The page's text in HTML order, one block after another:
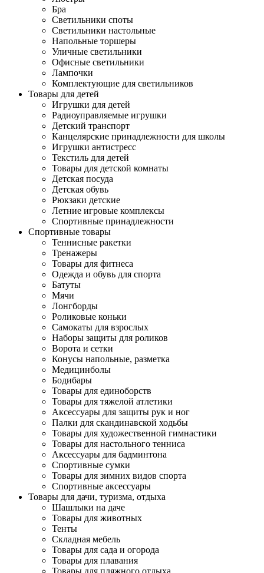
Бра
Светильники споты
Светильники настольные
Напольные торшеры
Уличные светильники
Офисные светильники
Лампочки
Комплектующие для светильников
Товары для детей
Игрушки для детей
Радиоуправляемые игрушки
Детский транспорт
Канцелярские принадлежности для школы
Игрушки антистресс
Текстиль для детей
Товары для детской комнаты
Детская посуда
Детская обувь
Рюкзаки детские
Летние игровые комплексы
Спортивные принадлежности
Спортивные товары
Теннисные ракетки
Тренажеры
Товары для фитнеса
Одежда и обувь для спорта
Батуты
Мячи
Лонгборды
Роликовые коньки
Самокаты для взрослых
Наборы защиты для роликов
Ворота и сетки
Конусы напольные, разметка
Медицинболы
Бодибары
Товары для единоборств
Товары для тяжелой атлетики
Аксессуары для защиты рук и ног
Палки для скандинавской ходьбы
Товары для художественной гимнастики
Товары для настольного тенниса
Аксессуары для бадминтона
Спортивные сумки
Товары для зимних видов спорта
Спортивные аксессуары
Товары для дачи, туризма, отдыха
Шашлыки на даче
Товары для животных
Тенты
Складная мебель
Товары для сада и огорода
Товары для плавания
Товары для пляжного отдыха